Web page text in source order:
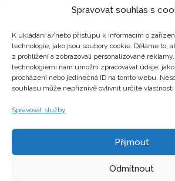
Spravovat souhlas s
K ukládání a/nebo přístupu k informacím o
technologie, jako jsou soubory cookie. Děláme to,
z prohlížení a zobrazovali personalizované
technologiemi nám umožní zpracovávat údaje,
procházení nebo jedinečná ID na tomto webu.
souhlasu může nepříznivě ovlivnit určité
Spravovat služby
Přijmout
Odmítnout
Kategorie produktů
Zajímavosti